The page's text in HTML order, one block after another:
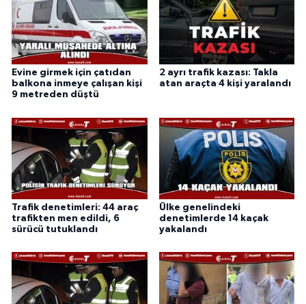
Evine girmek için çatıdan
balkona inmeye çalışan kişi
9 metreden düştü
2 ayrı trafik kazası: Takla
atan araçta 4 kişi yaralandı
Trafik denetimleri: 44 araç
trafikten men edildi, 6
sürücü tutuklandı
Ülke genelindeki
denetimlerde 14 kaçak
yakalandı